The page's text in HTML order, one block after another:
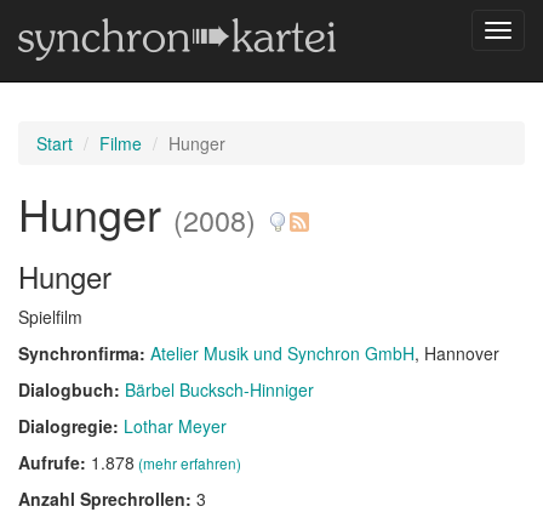
Start Filme Hunger
Hunger (2008)
Hunger
Spielfilm
Synchronfirma: Atelier Musik und Synchron GmbH, Hannover
Dialogbuch: Bärbel Bucksch-Hinniger
Dialogregie: Lothar Meyer
Aufrufe: 1.878 (mehr erfahren)
Anzahl Sprechrollen: 3